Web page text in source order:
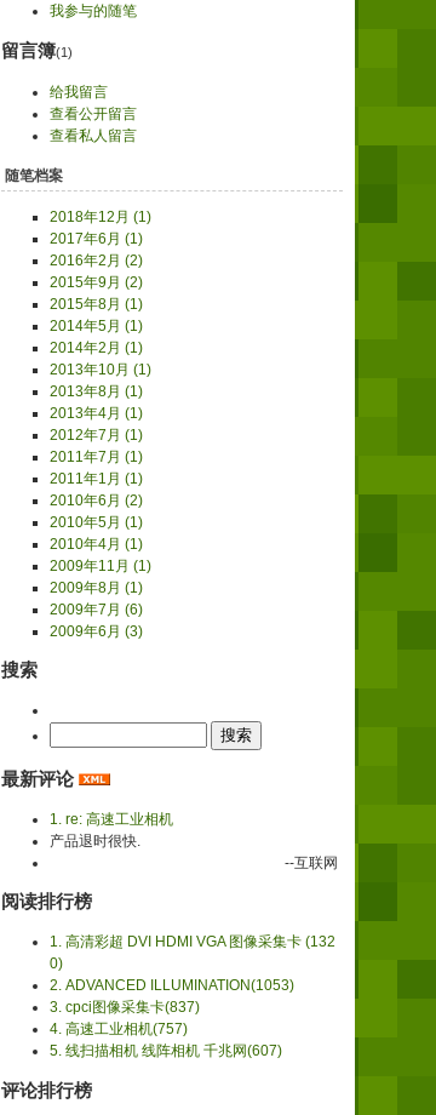
我参与的随笔
留言簿(1)
给我留言
查看公开留言
查看私人留言
随笔档案
2018年12月 (1)
2017年6月 (1)
2016年2月 (2)
2015年9月 (2)
2015年8月 (1)
2014年5月 (1)
2014年2月 (1)
2013年10月 (1)
2013年8月 (1)
2013年4月 (1)
2012年7月 (1)
2011年7月 (1)
2011年1月 (1)
2010年6月 (2)
2010年5月 (1)
2010年4月 (1)
2009年11月 (1)
2009年8月 (1)
2009年7月 (6)
2009年6月 (3)
搜索
最新评论
1. re: 高速工业相机
产品退时很快.
--互联网
阅读排行榜
1. 高清彩超 DVI HDMI VGA 图像采集卡 (132
0)
2. ADVANCED ILLUMINATION(1053)
3. cpci图像采集卡(837)
4. 高速工业相机(757)
5. 线扫描相机 线阵相机 千兆网(607)
评论排行榜